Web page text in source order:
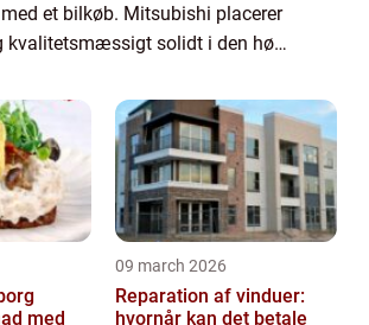
et bilkøb. Mitsubishi placerer
kvalitetsmæssigt solidt i den høje
meget bil...
med
09 march 2026
Reparation af vinduer:
hvornår kan det betale